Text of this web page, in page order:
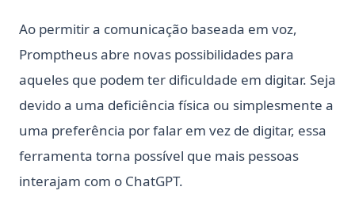
Ao permitir a comunicação baseada em voz,
Promptheus abre novas possibilidades para
aqueles que podem ter dificuldade em digitar. Seja
devido a uma deficiência física ou simplesmente a
uma preferência por falar em vez de digitar, essa
ferramenta torna possível que mais pessoas
interajam com o ChatGPT.